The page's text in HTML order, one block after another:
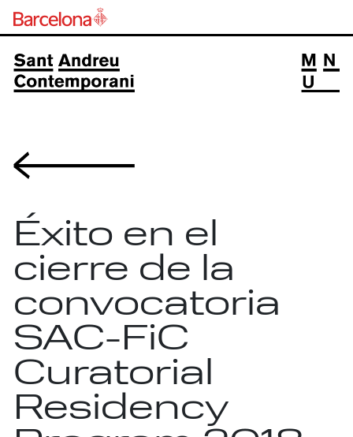
Éxito en el
cierre de la
convocatoria
SAC-FiC
Curatorial
Residency